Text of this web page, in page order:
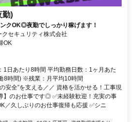
勤)
クOK◎夜勤でしっかり稼げます！
セキュリティ株式会社
OK
1日あたり8時間 平均勤務日数：1ヶ月あた
8時間) ※残業：月平均10時間
安全”を支える／／ 資格を活かせる！工事現
】のお仕事です◎ ✅未経験歓迎！充実の事
／久しぶりのお仕事復帰も応援 ✅シニ